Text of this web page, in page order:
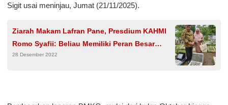
Sigit usai meninjau, Jumat (21/11/2025).
Ziarah Makam Lafran Pane, Presdium KAHMI
Romo Syafii: Beliau Memiliki Peran Besar
Membentuk Peradaban Bangsa
28 Desember 2022